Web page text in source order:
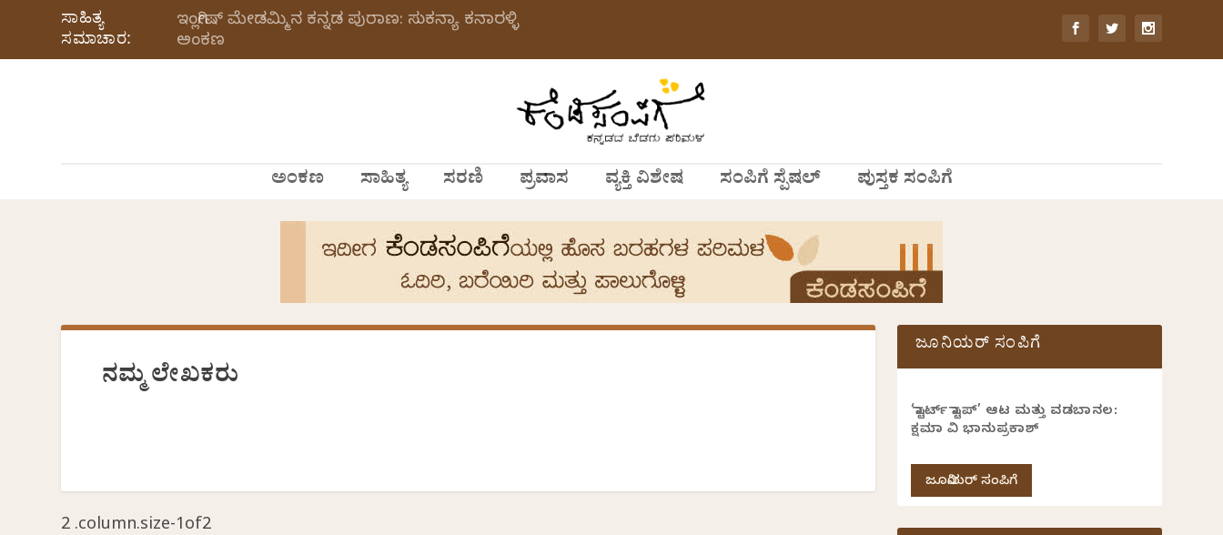
ಸಾಹಿತ್ಯ
ಸಮಾಚಾರ:
ಇಂಗ್ಲೀಷ್ ಮೇಡಮ್ಮಿನ ಕನ್ನಡ ಪುರಾಣ: ಸುಕನ್ಯಾ ಕನಾರಳ್ಳಿ
ಅಂಕಣ
ಅಂಕಣ ಸಾಹಿತ್ಯ ಸರಣಿ ಪ್ರವಾಸ ವ್ಯಕ್ತಿ ವಿಶೇಷ ಸಂಪಿಗೆ ಸ್ಪೆಷಲ್ ಪುಸ್ತಕ ಸಂಪಿಗೆ
ನಮ್ಮ ಲೇಖಕರು
ಜೂನಿಯರ್ ಸಂಪಿಗೆ
‘ಸ್ಟಾರ್ಟ್ ಸ್ಟಾಪ್’ ಆಟ ಮತ್ತು ವಡಬಾನಲ:
ಕ್ಷಮಾ ವಿ ಭಾನುಪ್ರಕಾಶ್
ಜೂನಿಯರ್ ಸಂಪಿಗೆ